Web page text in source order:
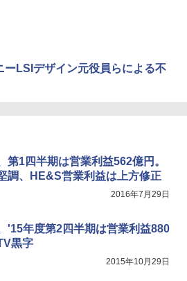
ーLSIデザイン元役員らによる不
第1四半期は営業利益562億円。
調、HE&S営業利益は上方修正
2016年7月29日
'15年度第2四半期は営業利益880
黒字
2015年10月29日